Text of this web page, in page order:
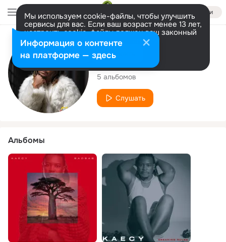
Войти
Мы используем cookie-файлы, чтобы улучшить
сервисы для вас. Если ваш возраст менее 13 лет,
настроить cookie-файлы должен ваш законный
представитель. Больше информации
Разрешить все Настроить
Исполнитель
KAECY
5 альбомов
Слушать
Альбомы
Информация о контенте
на платформе — здесь